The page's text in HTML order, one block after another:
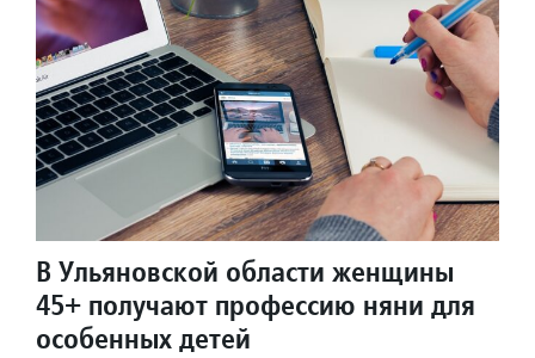
В Ульяновской области женщины
45+ получают профессию няни для
особенных детей